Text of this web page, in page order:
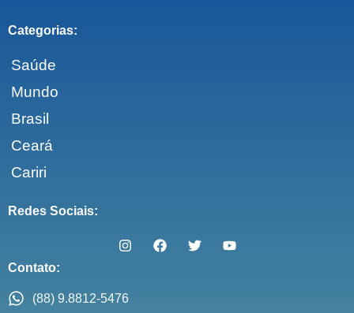
Categorias:
Saúde
Mundo
Brasil
Ceará
Cariri
Redes Sociais:
Contato:
(88) 9.8812-5476